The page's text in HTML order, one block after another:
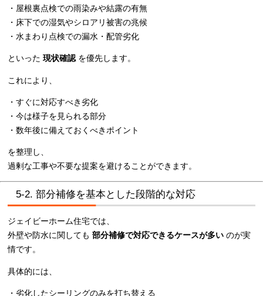
・屋根裏点検での雨染みや結露の有無
・床下での湿気やシロアリ被害の兆候
・水まわり点検での漏水・配管劣化
といった現状確認 を優先します。
これにより、
・すぐに対応すべき劣化
・今は様子を見られる部分
・数年後に備えておくべきポイント
を整理し、
過剰な工事や不要な提案を避けることができます。
5-2. 部分補修を基本とした段階的な対応
ジェイビーホーム住宅では、
外壁や防水に関しても部分補修で対応できるケースが多い のが実
情です。
具体的には、
・劣化したシーリングのみを打ち替える